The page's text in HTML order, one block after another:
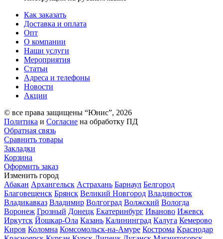
Как заказать
Доставка и оплата
Опт
О компании
Наши услуги
Мероприятия
Статьи
Адреса и телефоны
Новости
Акции
© все права защищены “Юнис”, 2026
Политика и Согласие на обработку ПД
Обратная связь
Сравнить товары
Закладки
Корзина
Оформить заказ
Изменить город
Абакан Архангельск Астрахань Барнаул Белгород
Благовещенск Брянск Великий Новгород Владивосток
Владикавказ Владимир Волгоград Волжский Вологда
Воронеж Грозный Донецк Екатеринбург Иваново Ижевск
Иркутск Йошкар-Ола Казань Калининград Калуга Кемерово
Киров Коломна Комсомольск-на-Амуре Кострома Краснодар